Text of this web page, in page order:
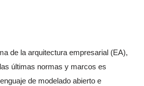
de la arquitectura empresarial (EA),
últimas normas y marcos es
de modelado abierto e